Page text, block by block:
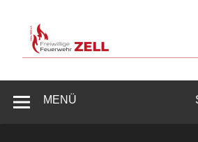
springen
MENÜ